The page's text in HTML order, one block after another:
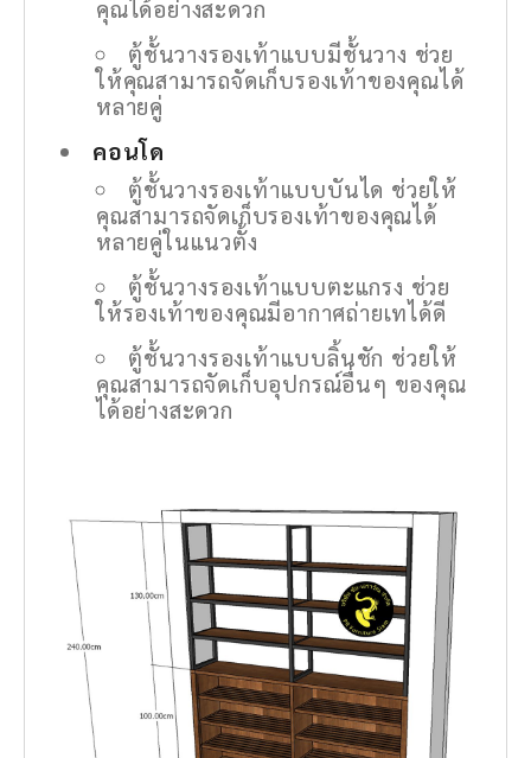
คุณได้อย่างสะดวก
ตู้ชั้นวางรองเท้าแบบมีชั้นวาง ช่วย
ให้คุณสามารถจัดเก็บรองเท้าของคุณได้
หลายคู่
คอนโด
ตู้ชั้นวางรองเท้าแบบบันได ช่วยให้
คุณสามารถจัดเก็บรองเท้าของคุณได้
หลายคู่ในแนวตั้ง
ตู้ชั้นวางรองเท้าแบบตะแกรง ช่วย
ให้รองเท้าของคุณมีอากาศถ่ายเทได้ดี
ตู้ชั้นวางรองเท้าแบบลิ้นชัก ช่วยให้
คุณสามารถจัดเก็บอุปกรณ์อื่นๆ ของคุณ
ได้อย่างสะดวก